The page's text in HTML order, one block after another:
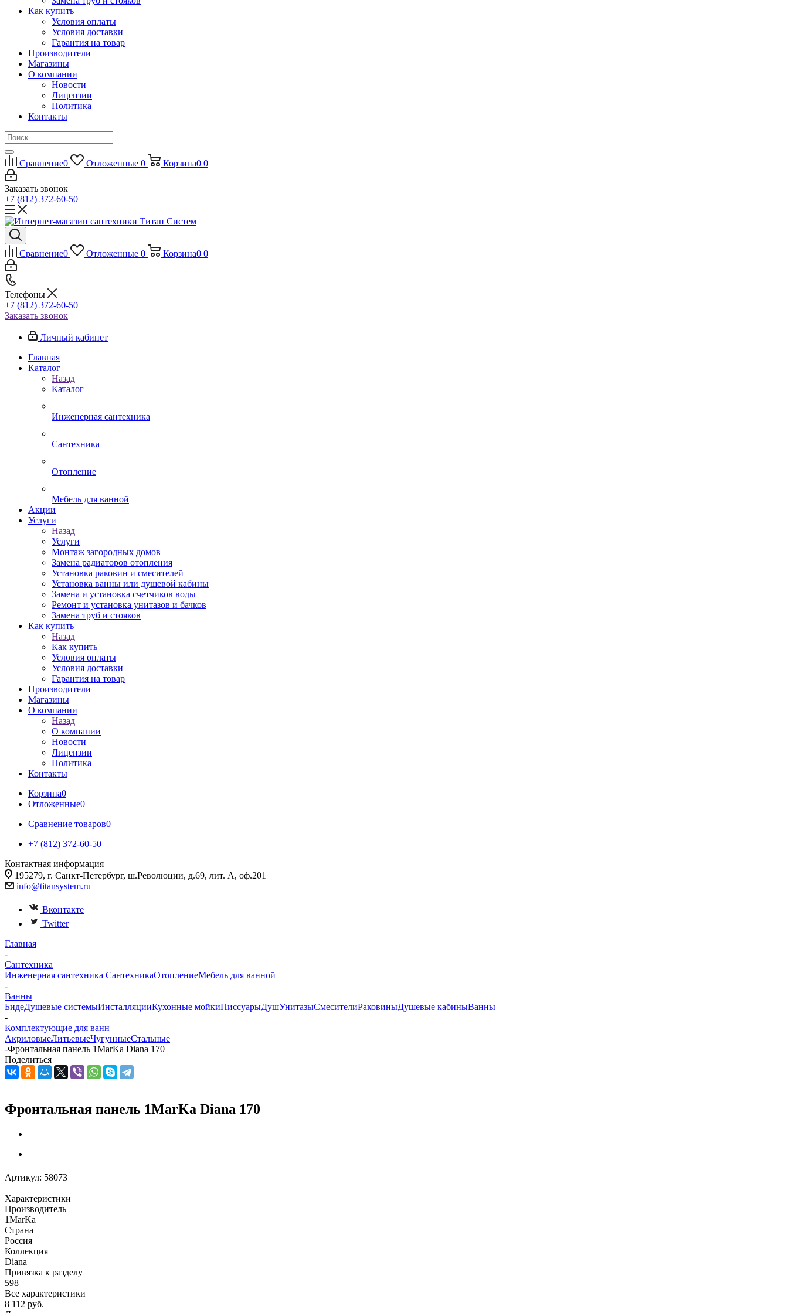
Как купить
Условия оплаты
Условия доставки
Гарантия на товар
Производители
Магазины
О компании
Новости
Лицензии
Политика
Контакты
Сравнение0 Отложенные 0 Корзина0 0
Заказать звонок
+7 (812) 372-60-50
Сравнение0 Отложенные 0 Корзина0 0
Телефоны
+7 (812) 372-60-50
Заказать звонок
Личный кабинет
Главная
Каталог
Назад
Каталог
Инженерная сантехника
Сантехника
Отопление
Мебель для ванной
Акции
Услуги
Назад
Услуги
Монтаж загородных домов
Замена радиаторов отопления
Установка раковин и смесителей
Установка ванны или душевой кабины
Замена и установка счетчиков воды
Ремонт и установка унитазов и бачков
Замена труб и стояков
Как купить
Назад
Как купить
Условия оплаты
Условия доставки
Гарантия на товар
Производители
Магазины
О компании
Назад
О компании
Новости
Лицензии
Политика
Контакты
Корзина0
Отложенные0
Сравнение товаров0
+7 (812) 372-60-50
Контактная информация
195279, г. Санкт-Петербург, ш.Революции, д.69, лит. А, оф.201
info@titansystem.ru
Вконтакте
Twitter
Главная
-
Сантехника
Инженерная сантехника СантехникаОтоплениеМебель для ванной
-
Ванны
БидеДушевые системыИнсталляцииКухонные мойкиПиссуарыДушУнитазыСмесителиРаковиныДушевые кабиныВанны
-
Комплектующие для ванн
АкриловыеЛитьевыеЧугунныеСтальные
-Фронтальная панель 1MarKa Diana 170
Поделиться
Фронтальная панель 1MarKa Diana 170
Артикул: 58073
Характеристики
Производитель
1MarKa
Страна
Россия
Коллекция
Diana
Привязка к разделу
598
Все характеристики
8 112 руб.